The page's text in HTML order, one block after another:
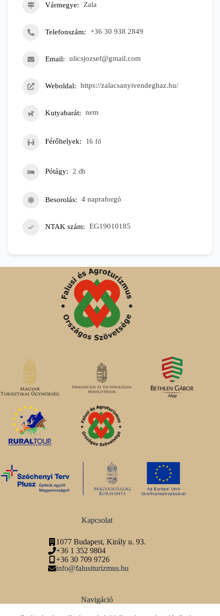
Vármegye Zala
Telefonszám +36 30 938 2849
Email ulicsjozsef@gmail.com
Weboldal https://zalacsanyivendeghaz.hu/
Kutyabarát nem
Férőhelyek 16 fő
Pótágy 2 db
Besorolás 4 napraforgó
NTAK szám EG19010185
Kapcsolat
1077 Budapest, Király u. 93.
+36 1 352 9804
+36 30 709 9726
info@falusiturizmus.hu
Navigáció